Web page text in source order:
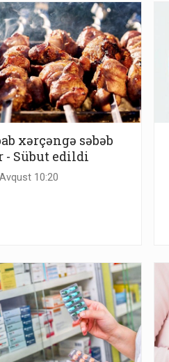
xərçəngə səbəb
- Sübut edildi
10:20